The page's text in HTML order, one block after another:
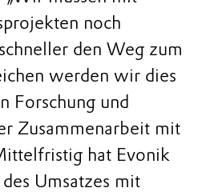
noch
den Weg zum
werden wir dies
Forschung und
Zusammenarbeit mit
hat Evonik
Umsatzes mit